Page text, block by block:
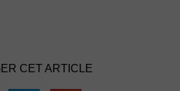
CET ARTICLE